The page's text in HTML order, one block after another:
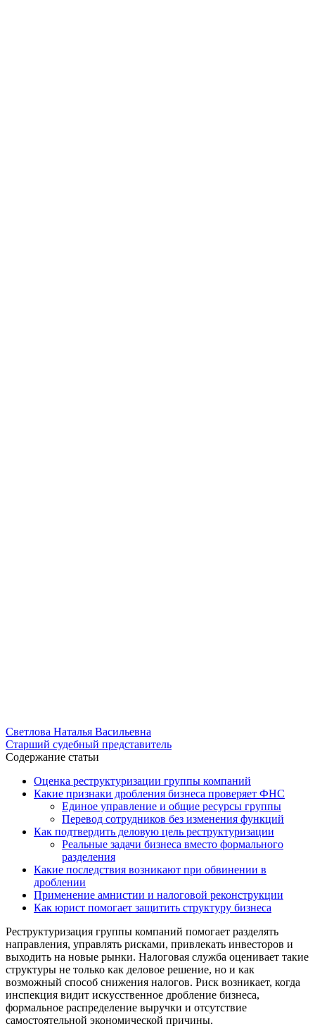
Светлова Наталья Васильевна
Старший судебный представитель
Содержание статьи
Оценка реструктуризации группы компаний
Какие признаки дробления бизнеса проверяет ФНС
Единое управление и общие ресурсы группы
Перевод сотрудников без изменения функций
Как подтвердить деловую цель реструктуризации
Реальные задачи бизнеса вместо формального
разделения
Какие последствия возникают при обвинении в
дроблении
Применение амнистии и налоговой реконструкции
Как юрист помогает защитить структуру бизнеса
Реструктуризация группы компаний помогает разделять
направления, управлять рисками, привлекать инвесторов и
выходить на новые рынки. Налоговая служба оценивает такие
структуры не только как деловое решение, но и как
возможный способ снижения налогов. Риск возникает, когда
инспекция видит искусственное дробление бизнеса,
формальное распределение выручки и отсутствие
самостоятельной экономической причины.